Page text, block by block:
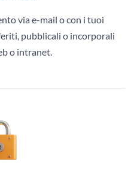
via e-mail o con i tuoi
pubblicali o incorporali
o intranet.